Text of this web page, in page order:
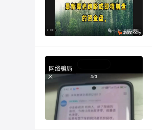
网络骗局